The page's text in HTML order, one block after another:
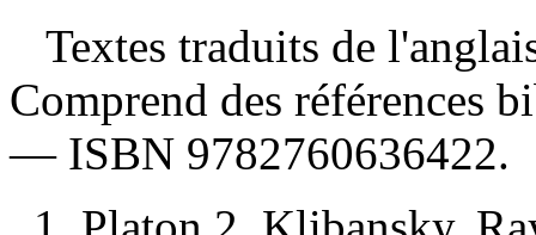
Textes traduits de
Comprend des références
— ISBN 9782760636422.